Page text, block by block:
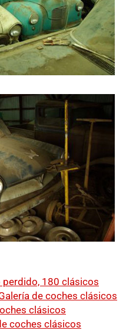
perdido, 180 clásicos
de coches clásicos
clásicos
coches clásicos